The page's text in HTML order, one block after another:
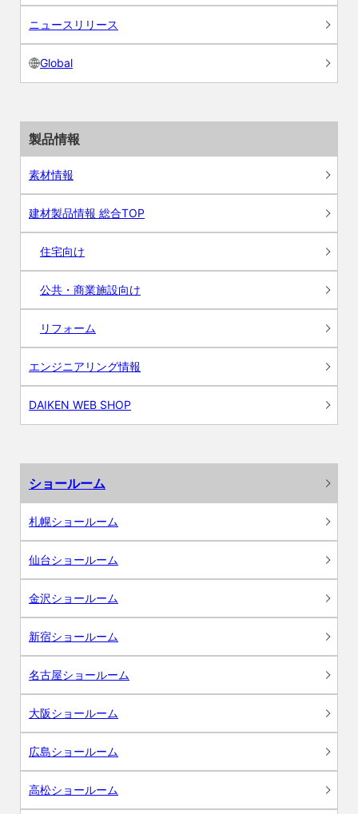
ニュースリリース
Global
製品情報
素材情報
建材製品情報 総合TOP
住宅向け
公共・商業施設向け
リフォーム
エンジニアリング情報
DAIKEN WEB SHOP
ショールーム
札幌ショールーム
仙台ショールーム
金沢ショールーム
新宿ショールーム
名古屋ショールーム
大阪ショールーム
広島ショールーム
高松ショールーム